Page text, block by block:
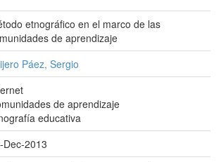
etnográfico en el marco de las
de aprendizaje
Páez, Sergio
de aprendizaje
educativa
Dec-2013